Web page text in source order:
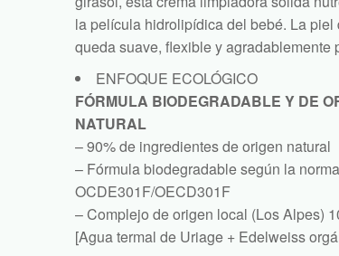
la película hidrolipídica del bebé. La piel
queda suave, flexible y agradablemente
ENFOQUE ECOLÓGICO
FÓRMULA BIODEGRADABLE Y DE
NATURAL
– 90% de ingredientes de origen natural
– Fórmula biodegradable según la norma
OCDE301F/OECD301F
– Complejo de origen local (Los Alpes)
[Agua termal de Uriage + Edelweiss